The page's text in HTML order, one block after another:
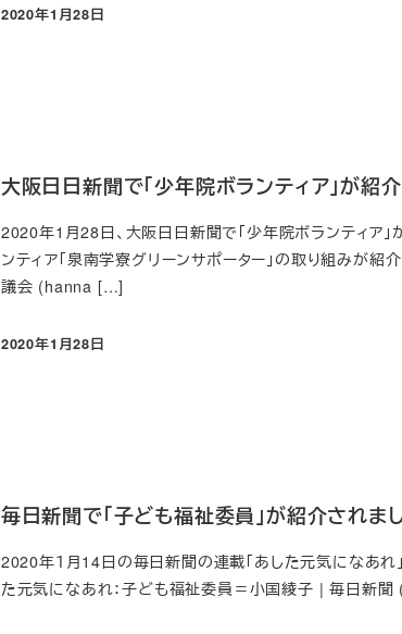
投稿日
2020年1月28日
大阪日日新聞で「少年院ボランティア」が紹
2020年1月28日、大阪日日新聞で「少年院ボランティア
ンティア「泉南学寮グリーンサポーター」の取り組みが
議会 (hanna […]
投稿日
2020年1月28日
毎日新聞で「子ども福祉委員」が紹介されま
2020年１月14日の毎日新聞の連載「あした元気になあれ
た元気になあれ：子ども福祉委員＝小国綾子 | 毎日新